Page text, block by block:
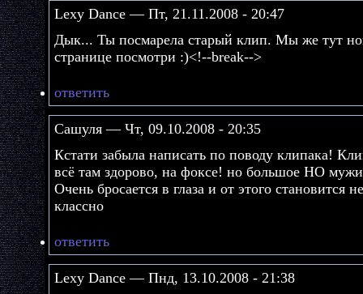
Lexy Dance — Пт, 21.11.2008 - 20:47
Дык... Ты посмарела старый клип. Мы же тут
странице посмотри :)<!--break-->
ответить
Сашуля — Чт, 09.10.2008 - 20:35
Кстати забыла написать по поводу клипака!
всё там здорово, на фоксе! но большое НО
Очень бросается в глаза и от этого становится
классно
ответить
Lexy Dance — Пнд, 13.10.2008 - 21:38